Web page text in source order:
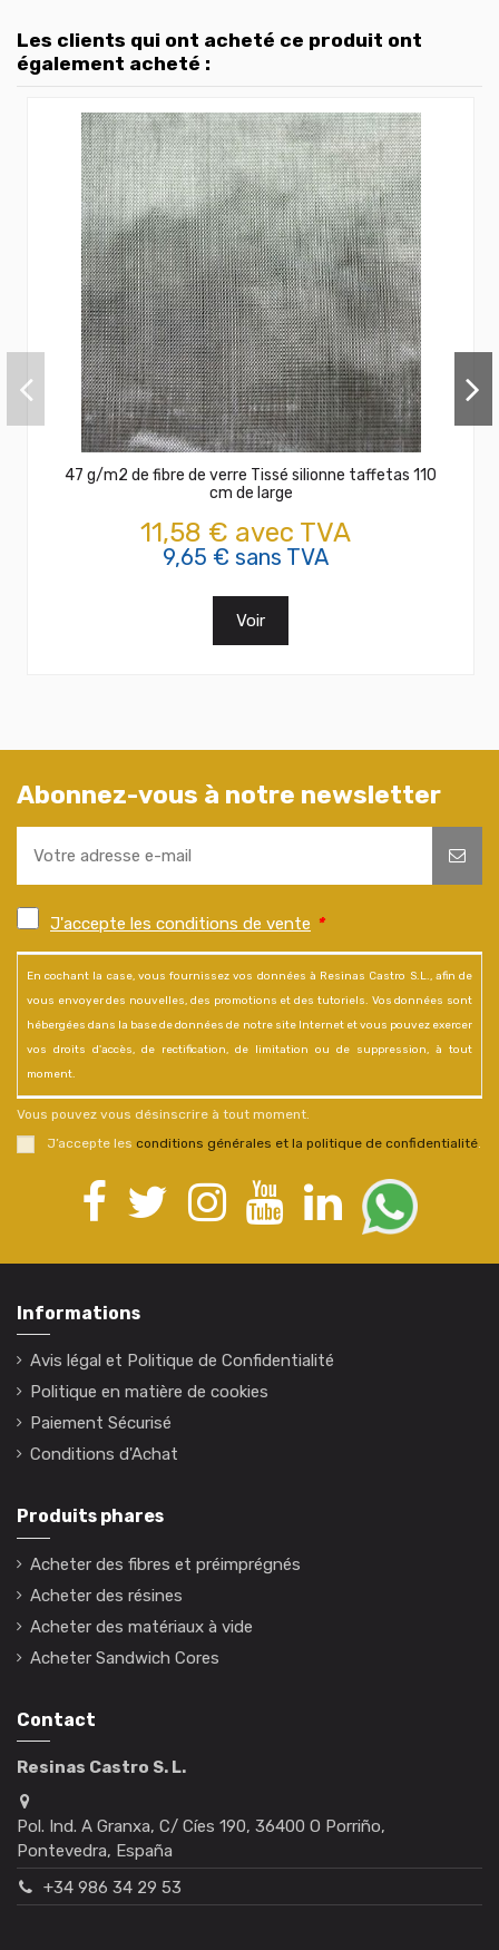
Les clients qui ont acheté ce produit ont
également acheté :
47 g/m2 de fibre de verre Tissé silionne taffetas 110
cm de large
11,58 € avec TVA
9,65 € sans TVA
Voir
Abonnez-vous à notre newsletter
J'accepte les conditions de vente *
En cochant la case, vous fournissez vos données à Resinas Castro S.L., afin de
vous envoyer des nouvelles, des promotions et des tutoriels. Vos données sont
hébergées dans la base de données de notre site Internet et vous pouvez exercer
vos droits d'accès, de rectification, de limitation ou de suppression, à tout
moment.
Vous pouvez vous désinscrire à tout moment.
J’accepte les conditions générales et la politique de confidentialité.
Informations
Avis légal et Politique de Confidentialité
Politique en matière de cookies
Paiement Sécurisé
Conditions d'Achat
Produits phares
Acheter des fibres et préimprégnés
Acheter des résines
Acheter des matériaux à vide
Acheter Sandwich Cores
Contact
Resinas Castro S. L.
Pol. Ind. A Granxa, C/ Cíes 190, 36400 O Porriño,
Pontevedra, España
+34 986 34 29 53